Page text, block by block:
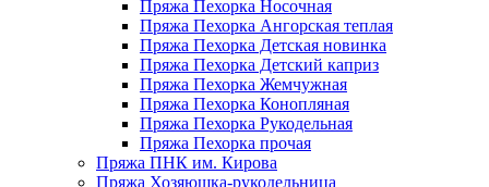
Пряжа Пехорка Носочная
Пряжа Пехорка Ангорская теплая
Пряжа Пехорка Детская новинка
Пряжа Пехорка Детский каприз
Пряжа Пехорка Жемчужная
Пряжа Пехорка Конопляная
Пряжа Пехорка Рукодельная
Пряжа Пехорка прочая
Пряжа ПНК им. Кирова
Пряжа Хозяюшка-рукодельница